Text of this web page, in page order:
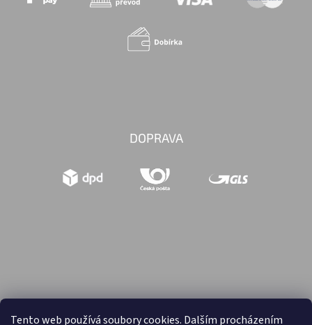
Tento web používá soubory cookies. Dalším procházením
DOPRAVA